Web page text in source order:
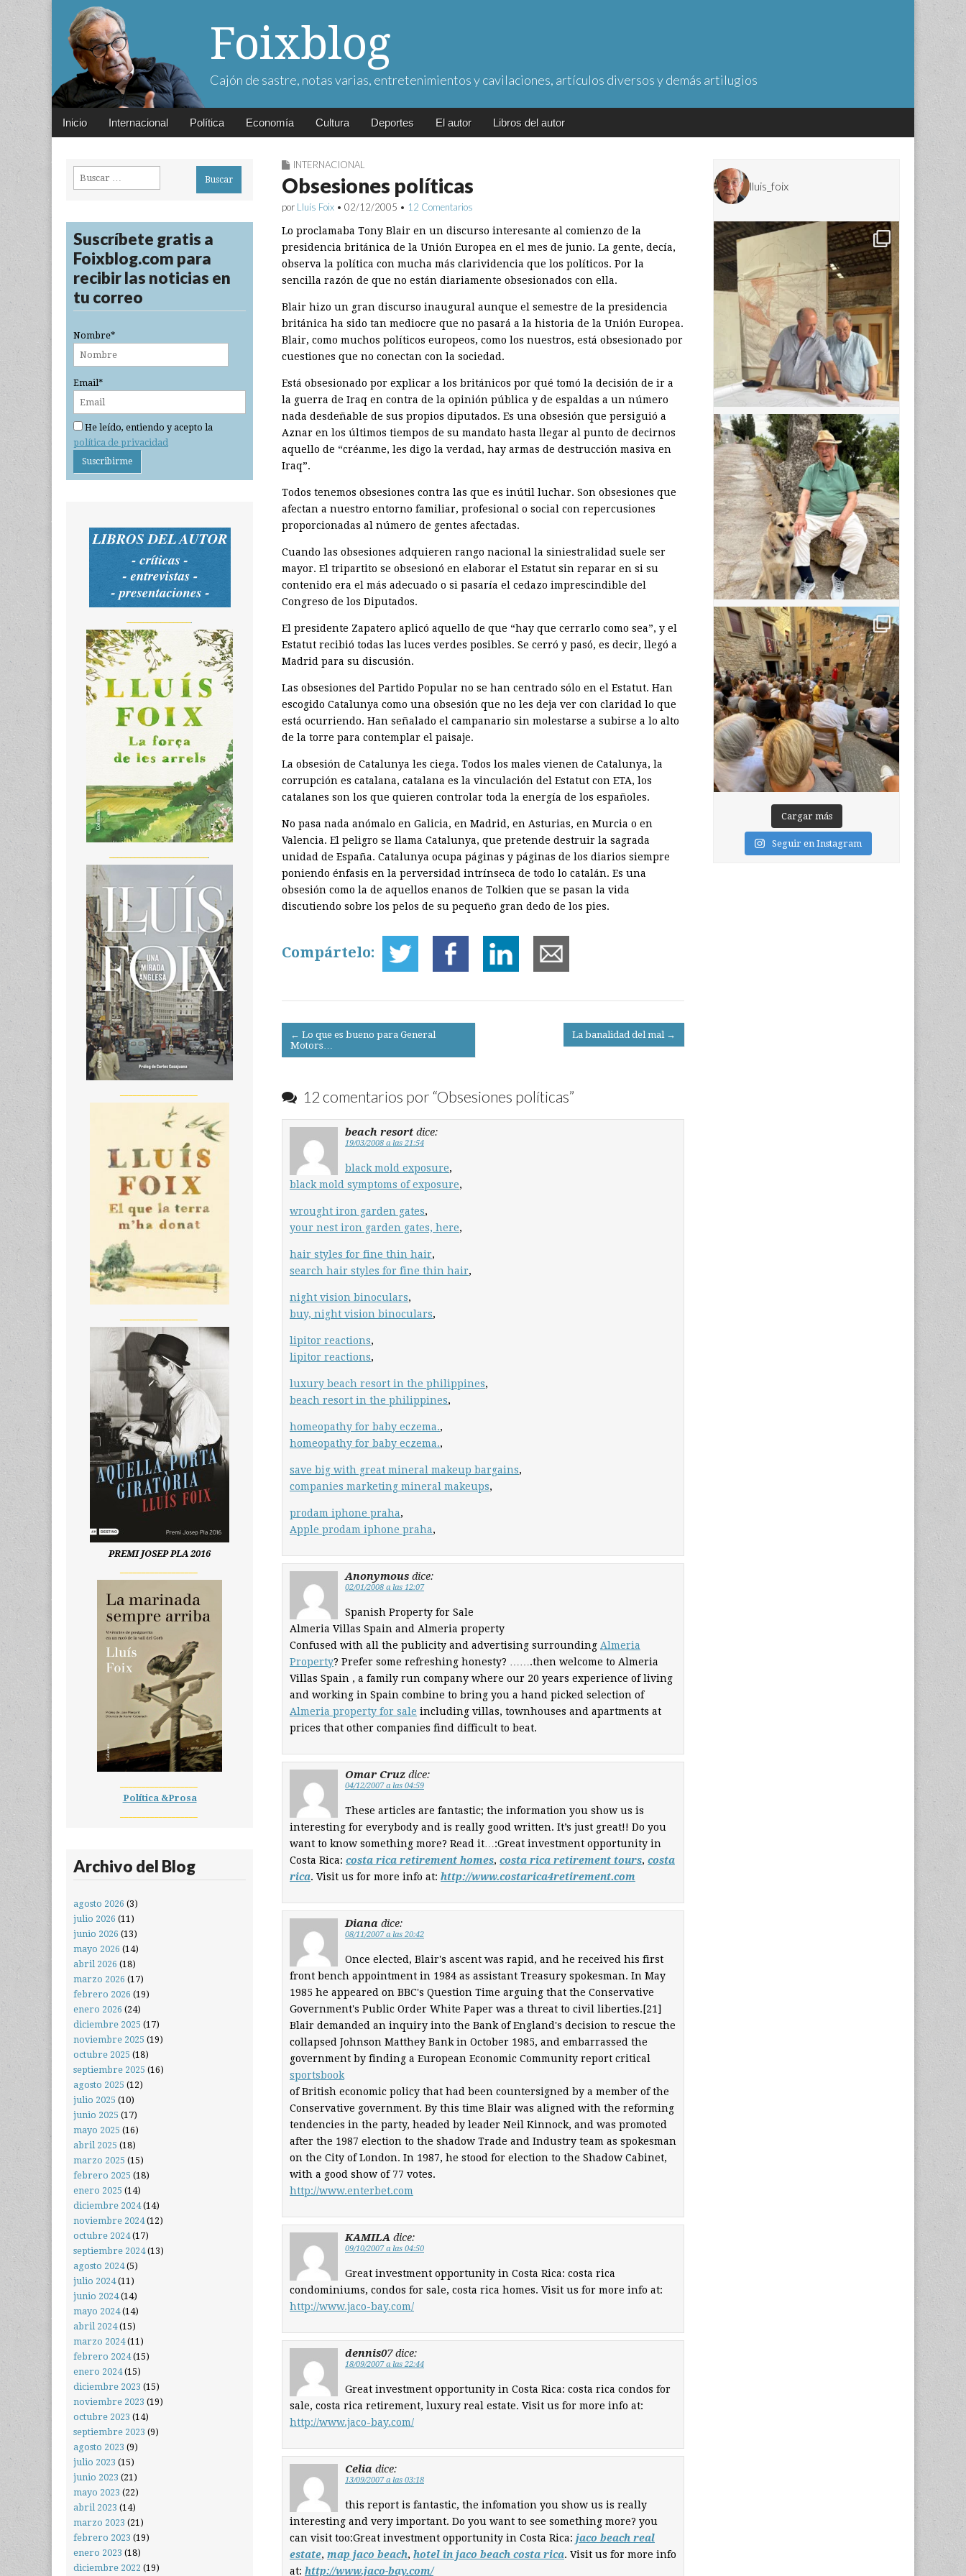
Foixblog
Cajón de sastre, notas varias, entretenimientos y cavilaciones, artículos diversos y demás artilugios
Main
Skip
Inicio Internacional Política Economía Cultura Deportes El autor Libros del autor
INTERNACIONAL
Obsesiones políticas
por Lluís Foix • 02/12/2005 • 12 Comentarios
Lo proclamaba Tony Blair en un discurso interesante al comienzo de la
presidencia británica de la Unión Europea en el mes de junio. La gente, decía,
observa la política con mucha más clarividencia que los políticos. Por la
sencilla razón de que no están diariamente obsesionados con ella.
Blair hizo un gran discurso inaugural aunque el semestre de la presidencia
británica ha sido tan mediocre que no pasará a la historia de la Unión Europea.
Blair, como muchos políticos europeos, como los nuestros, está obsesionado por
cuestiones que no conectan con la sociedad.
Está obsesionado por explicar a los británicos por qué tomó la decisión de ir a
la guerra de Iraq en contra de la opinión pública y de espaldas a un número
nada desdeñable de sus propios diputados. Es una obsesión que persiguió a
Aznar en los últimos tiempos de su mandato hasta llegar al punto de decirnos
aquello de “créanme, les digo la verdad, hay armas de destrucción masiva en
Iraq”.
Todos tenemos obsesiones contra las que es inútil luchar. Son obsesiones que
afectan a nuestro entorno familiar, profesional o social con repercusiones
proporcionadas al número de gentes afectadas.
Cuando las obsesiones adquieren rango nacional la siniestralidad suele ser
mayor. El tripartito se obsesionó en elaborar el Estatut sin reparar en si su
contenido era el más adecuado o si pasaría el cedazo imprescindible del
Congreso de los Diputados.
El presidente Zapatero aplicó aquello de que “hay que cerrarlo como sea”, y el
Estatut recibió todas las luces verdes posibles. Se cerró y pasó, es decir, llegó a
Madrid para su discusión.
Las obsesiones del Partido Popular no se han centrado sólo en el Estatut. Han
escogido Catalunya como una obsesión que no les deja ver con claridad lo que
está ocurriendo. Han señalado el campanario sin molestarse a subirse a lo alto
de la torre para contemplar el paisaje.
La obsesión de Catalunya les ciega. Todos los males vienen de Catalunya, la
corrupción es catalana, catalana es la vinculación del Estatut con ETA, los
catalanes son los que quieren controlar toda la energía de los españoles.
No pasa nada anómalo en Galicia, en Madrid, en Asturias, en Murcia o en
Valencia. El peligro se llama Catalunya, que pretende destruir la sagrada
unidad de España. Catalunya ocupa páginas y páginas de los diarios siempre
poniendo énfasis en la perversidad intrínseca de todo lo catalán. Es una
obsesión como la de aquellos enanos de Tolkien que se pasan la vida
discutiendo sobre los pelos de su pequeño gran dedo de los pies.
Compártelo:
Post
navigation
← Lo que es bueno para General
Motors…
La banalidad del mal →
12 comentarios por “Obsesiones políticas”
beach resort dice:
19/03/2008 a las 21:54
black mold exposure,
black mold symptoms of exposure,
wrought iron garden gates,
your nest iron garden gates, here,
hair styles for fine thin hair,
search hair styles for fine thin hair,
night vision binoculars,
buy, night vision binoculars,
lipitor reactions,
lipitor reactions,
luxury beach resort in the philippines,
beach resort in the philippines,
homeopathy for baby eczema.,
homeopathy for baby eczema.,
save big with great mineral makeup bargains,
companies marketing mineral makeups,
prodam iphone praha,
Apple prodam iphone praha,
Anonymous dice:
02/01/2008 a las 12:07
Spanish Property for Sale
Almeria Villas Spain and Almeria property
Confused with all the publicity and advertising surrounding Almeria
Property? Prefer some refreshing honesty? …….then welcome to Almeria
Villas Spain , a family run company where our 20 years experience of living
and working in Spain combine to bring you a hand picked selection of
Almeria property for sale including villas, townhouses and apartments at
prices that other companies find difficult to beat.
Omar Cruz dice:
04/12/2007 a las 04:59
These articles are fantastic; the information you show us is
interesting for everybody and is really good written. It’s just great!! Do you
want to know something more? Read it…:Great investment opportunity in
Costa Rica: costa rica retirement homes, costa rica retirement tours, costa
rica. Visit us for more info at: http://www.costarica4retirement.com
Diana dice:
08/11/2007 a las 20:42
Once elected, Blair's ascent was rapid, and he received his first
front bench appointment in 1984 as assistant Treasury spokesman. In May
1985 he appeared on BBC's Question Time arguing that the Conservative
Government's Public Order White Paper was a threat to civil liberties.[21]
Blair demanded an inquiry into the Bank of England's decision to rescue the
collapsed Johnson Matthey Bank in October 1985, and embarrassed the
government by finding a European Economic Community report critical
sportsbook
of British economic policy that had been countersigned by a member of the
Conservative government. By this time Blair was aligned with the reforming
tendencies in the party, headed by leader Neil Kinnock, and was promoted
after the 1987 election to the shadow Trade and Industry team as spokesman
on the City of London. In 1987, he stood for election to the Shadow Cabinet,
with a good show of 77 votes.
http://www.enterbet.com
KAMILA dice:
09/10/2007 a las 04:50
Great investment opportunity in Costa Rica: costa rica
condominiums, condos for sale, costa rica homes. Visit us for more info at:
http://www.jaco-bay.com/
dennis07 dice:
18/09/2007 a las 22:44
Great investment opportunity in Costa Rica: costa rica condos for
sale, costa rica retirement, luxury real estate. Visit us for more info at:
http://www.jaco-bay.com/
Celia dice:
13/09/2007 a las 03:18
this report is fantastic, the infomation you show us is really
interesting and very important. Do you want to see something more? you
can visit too:Great investment opportunity in Costa Rica: jaco beach real
estate, map jaco beach, hotel in jaco beach costa rica. Visit us for more info
at: http://www.jaco-bay.com/
Buscar:
Suscríbete gratis a
Foixblog.com para
recibir las noticias en
tu correo
Nombre*
Email*
He leído, entiendo y acepto la
política de privacidad
PREMI JOSEP PLA 2016
Política &Prosa
Archivo del Blog
agosto 2026 (3)
julio 2026 (11)
junio 2026 (13)
mayo 2026 (14)
abril 2026 (18)
marzo 2026 (17)
febrero 2026 (19)
enero 2026 (24)
diciembre 2025 (17)
noviembre 2025 (19)
octubre 2025 (18)
septiembre 2025 (16)
agosto 2025 (12)
julio 2025 (10)
junio 2025 (17)
mayo 2025 (16)
abril 2025 (18)
marzo 2025 (15)
febrero 2025 (18)
enero 2025 (14)
diciembre 2024(14)
noviembre 2024(12)
octubre 2024(17)
septiembre 2024(13)
agosto 2024(5)
julio 2024(11)
junio 2024(14)
mayo 2024(14)
abril 2024(15)
marzo 2024(11)
febrero 2024(15)
enero 2024(15)
diciembre 2023 (15)
noviembre 2023 (19)
octubre 2023 (14)
septiembre 2023 (9)
agosto 2023 (9)
julio 2023 (15)
junio 2023 (21)
mayo 2023 (22)
abril 2023 (14)
marzo 2023 (21)
febrero 2023 (19)
enero 2023 (18)
diciembre 2022 (19)
lluis_foix
Cargar más
Seguir en Instagram